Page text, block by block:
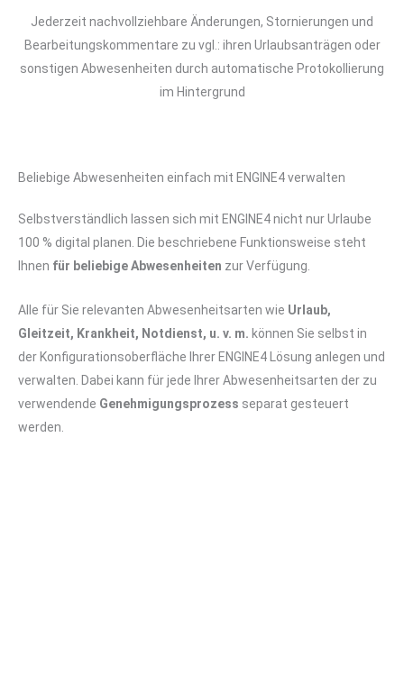
Jederzeit nachvollziehbare Änderungen, Stornierungen und
Bearbeitungskommentare zu vgl.: ihren Urlaubsanträgen oder
sonstigen Abwesenheiten durch automatische Protokollierung
im Hintergrund
Beliebige Abwesenheiten einfach mit ENGINE4 verwalten
Selbstverständlich lassen sich mit ENGINE4 nicht nur Urlaube
100 % digital planen. Die beschriebene Funktionsweise steht
Ihnen für beliebige Abwesenheiten zur Verfügung.
Alle für Sie relevanten Abwesenheitsarten wie Urlaub,
Gleitzeit, Krankheit, Notdienst, u. v. m. können Sie selbst in
der Konfigurationsoberfläche Ihrer ENGINE4 Lösung anlegen und
verwalten. Dabei kann für jede Ihrer Abwesenheitsarten der zu
verwendende Genehmigungsprozess separat gesteuert
werden.